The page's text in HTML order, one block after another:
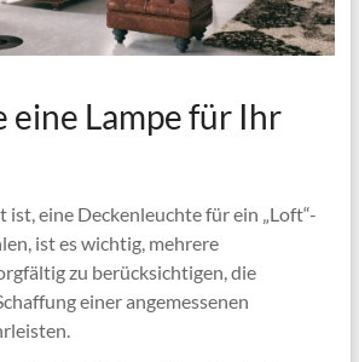
eine Lampe für Ihr
ist, eine Deckenleuchte für ein „Loft“-
ist es wichtig, mehrere
zu berücksichtigen, die
einer angemessenen